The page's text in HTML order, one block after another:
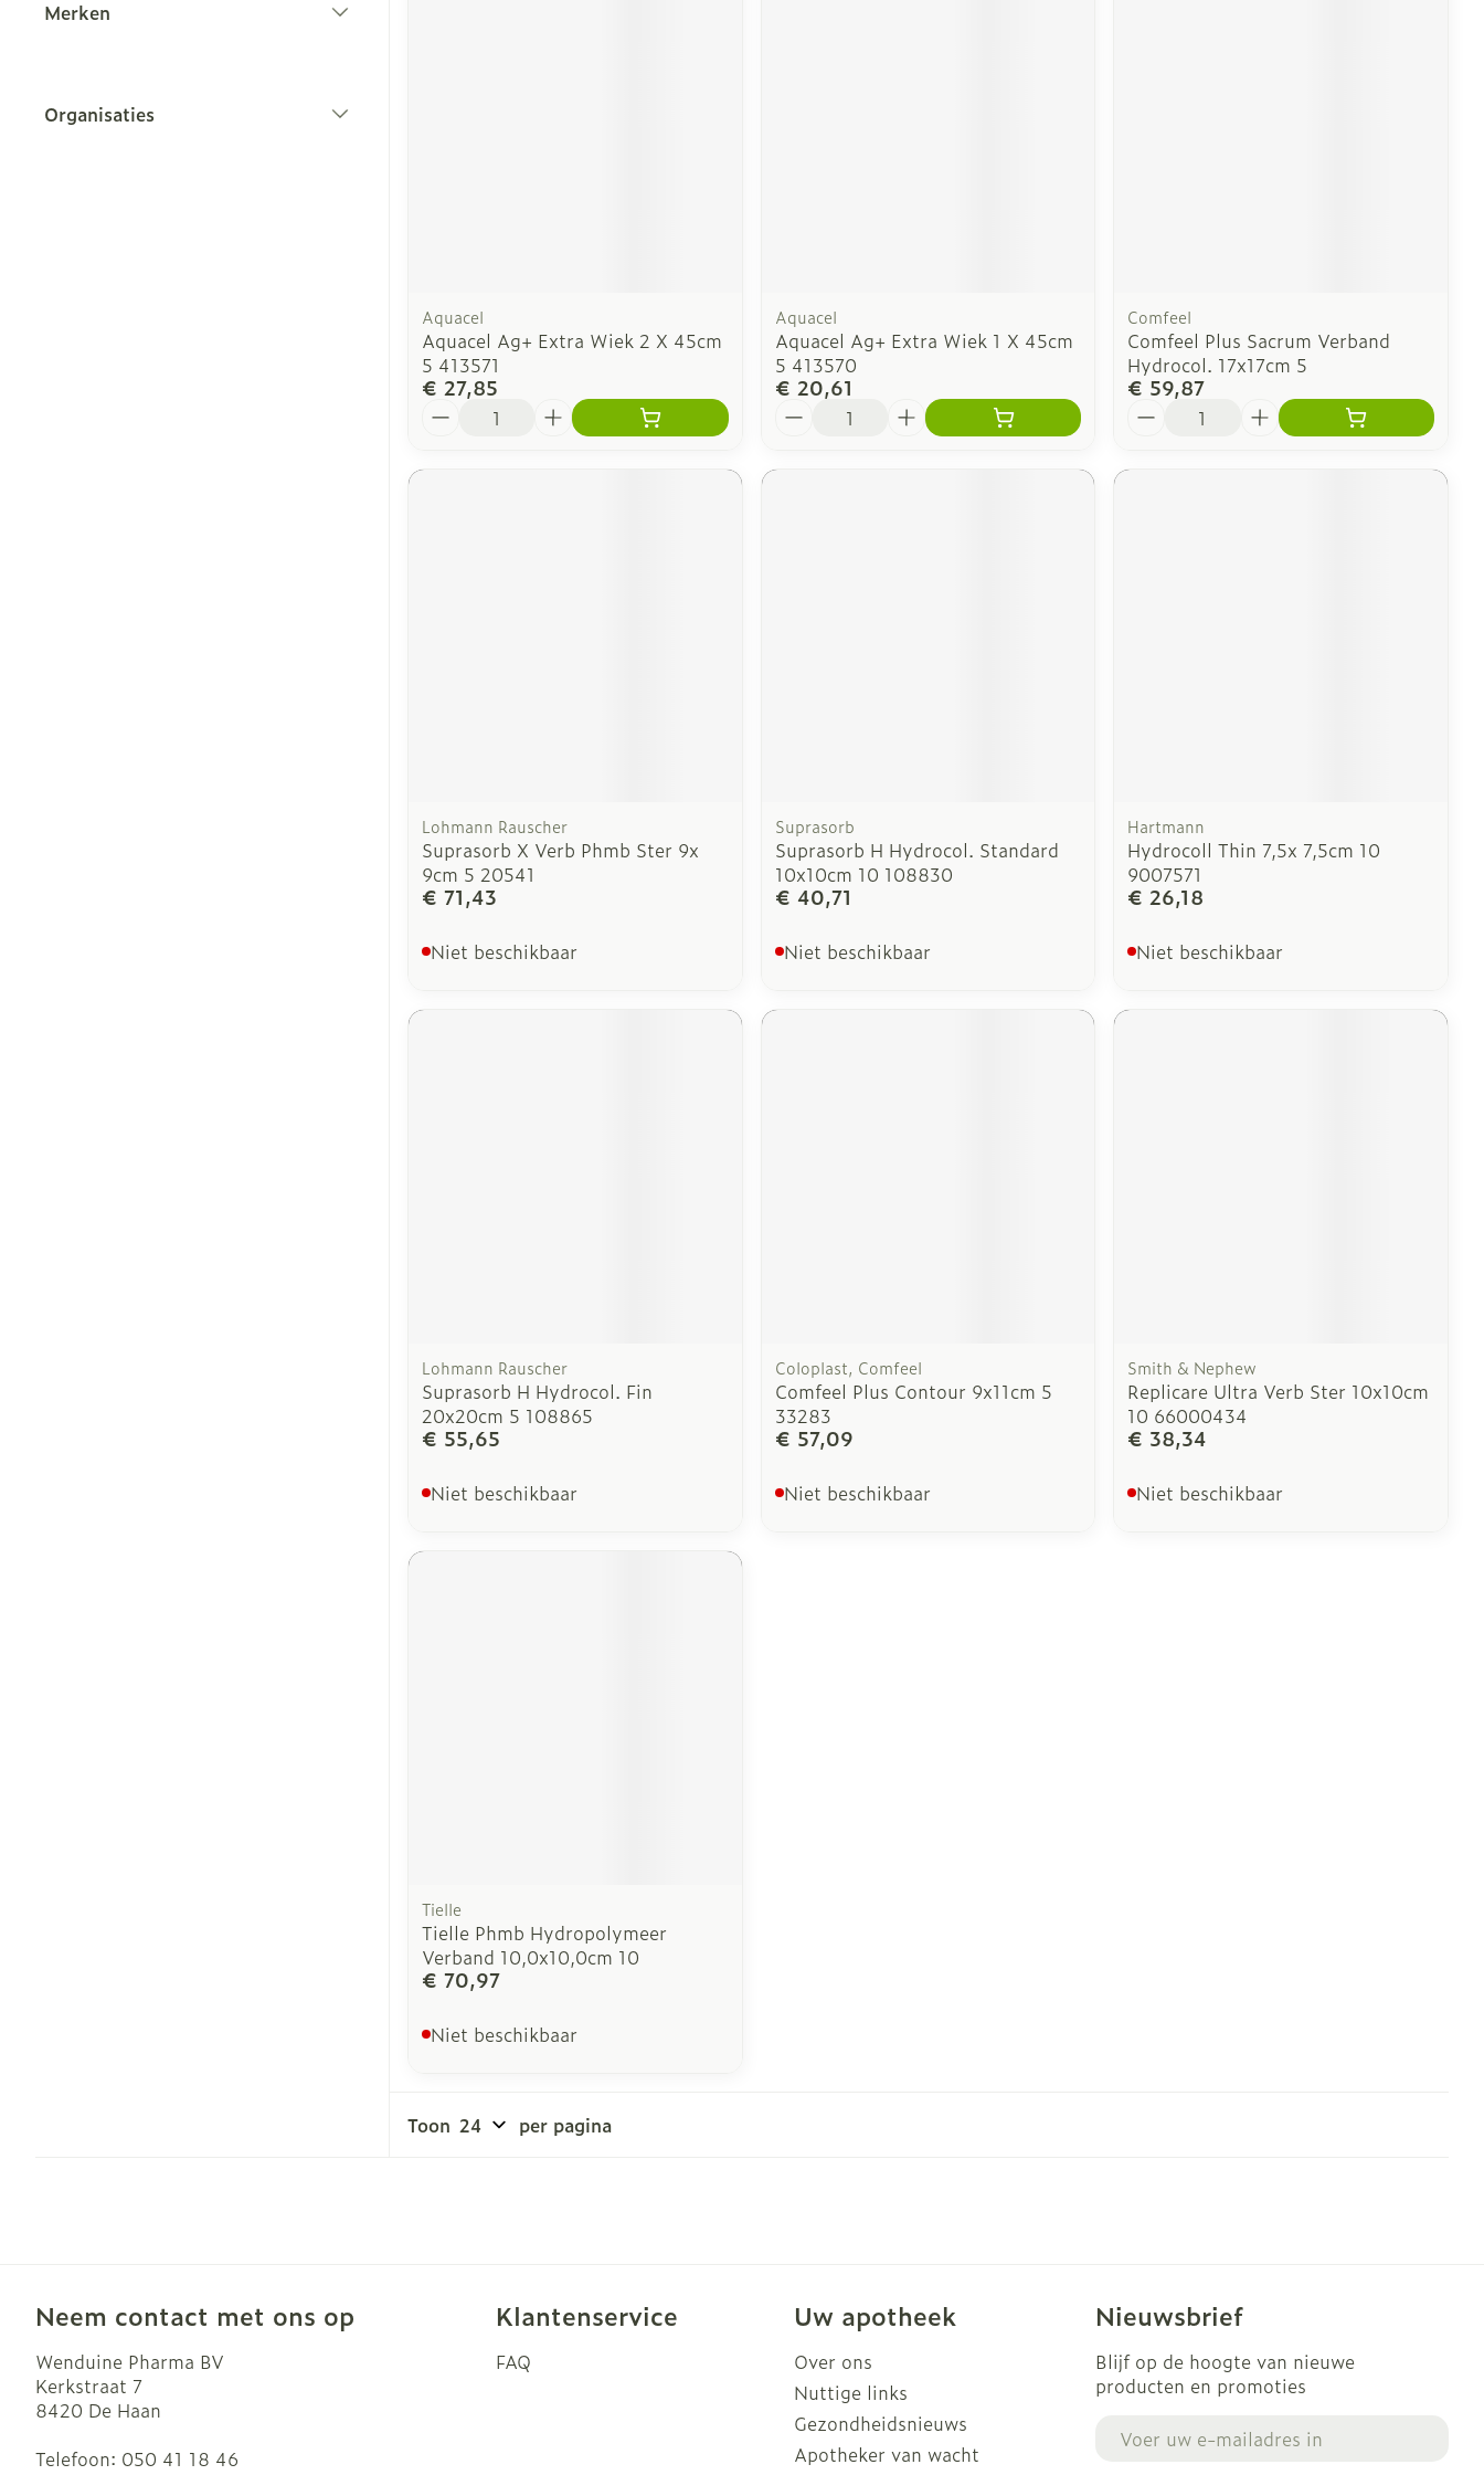
Merken
Organisaties
Aquacel
Aquacel Ag+ Extra Wiek 2 X 45cm
5 413571
€ 27,85
Aquacel
Aquacel Ag+ Extra Wiek 1 X 45cm
5 413570
€ 20,61
Comfeel
Comfeel Plus Sacrum Verband
Hydrocol. 17x17cm 5
€ 59,87
Lohmann Rauscher
Suprasorb X Verb Phmb Ster 9x
9cm 5 20541
€ 71,43
Niet beschikbaar
Suprasorb
Suprasorb H Hydrocol. Standard
10x10cm 10 108830
€ 40,71
Niet beschikbaar
Hartmann
Hydrocoll Thin 7,5x 7,5cm 10
9007571
€ 26,18
Niet beschikbaar
Lohmann Rauscher
Suprasorb H Hydrocol. Fin
20x20cm 5 108865
€ 55,65
Niet beschikbaar
Coloplast, Comfeel
Comfeel Plus Contour 9x11cm 5
33283
€ 57,09
Niet beschikbaar
Smith & Nephew
Replicare Ultra Verb Ster 10x10cm
10 66000434
€ 38,34
Niet beschikbaar
Tielle
Tielle Phmb Hydropolymeer
Verband 10,0x10,0cm 10
€ 70,97
Niet beschikbaar
Toon per pagina
Neem contact met ons op
Wenduine Pharma BV
Kerkstraat 7
8420 De Haan
Telefoon: 050 41 18 46
Klantenservice
FAQ
Uw apotheek
Over ons
Nuttige links
Gezondheidsnieuws
Apotheker van wacht
Nieuwsbrief
Blijf op de hoogte van nieuwe
producten en promoties